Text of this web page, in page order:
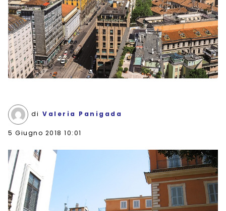
di Valeria Panigada
5 Giugno 2018 10:01